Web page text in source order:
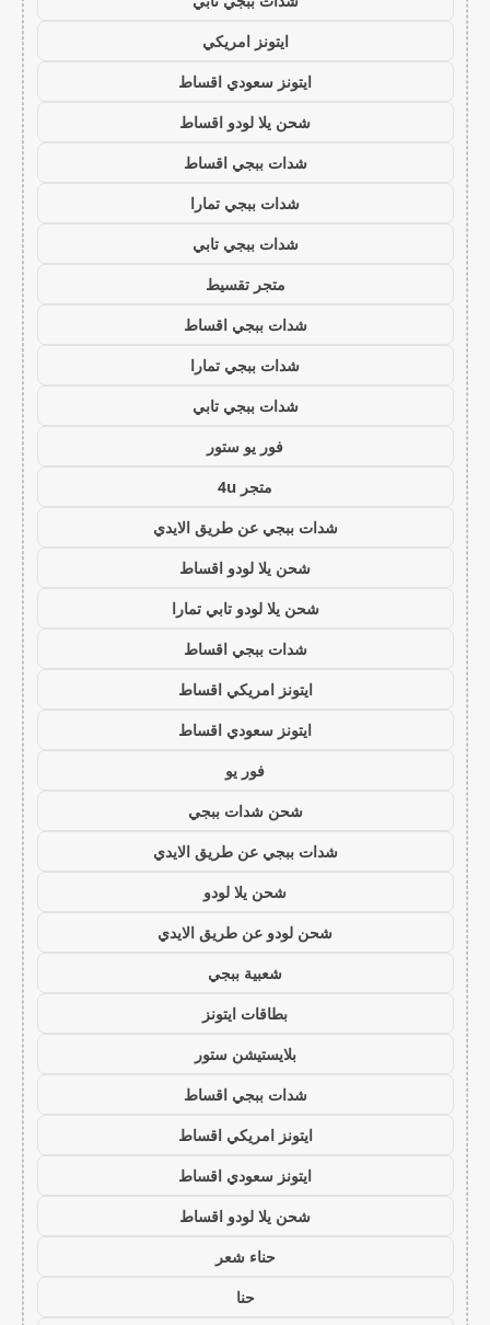
ايتونز امريكي
ايتونز سعودي اقساط
شحن يلا لودو اقساط
شدات ببجي اقساط
شدات ببجي تمارا
شدات ببجي تابي
متجر تقسيط
شدات ببجي اقساط
شدات ببجي تمارا
شدات ببجي تابي
فور يو ستور
متجر 4u
شدات ببجي عن طريق الايدي
شحن يلا لودو اقساط
شحن يلا لودو تابي تمارا
شدات ببجي اقساط
ايتونز امريكي اقساط
ايتونز سعودي اقساط
فور يو
شحن شدات ببجي
شدات ببجي عن طريق الايدي
شحن يلا لودو
شحن لودو عن طريق الايدي
شعبية ببجي
بطاقات ايتونز
بلايستيشن ستور
شدات ببجي اقساط
ايتونز امريكي اقساط
ايتونز سعودي اقساط
شحن يلا لودو اقساط
حناء شعر
حنا